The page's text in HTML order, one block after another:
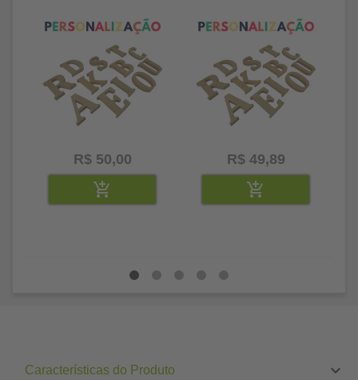
R$ 50,00 R$ 49,89
Características do Produto